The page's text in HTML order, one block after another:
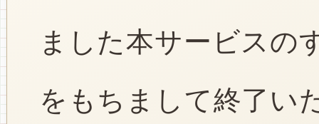
ました本サービスの
をもちまして終了い